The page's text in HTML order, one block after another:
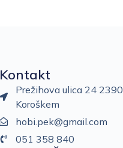
Kontakt
Prežihova ulica 24
Koroškem
hobi.pek@gmail.com
051 358 840